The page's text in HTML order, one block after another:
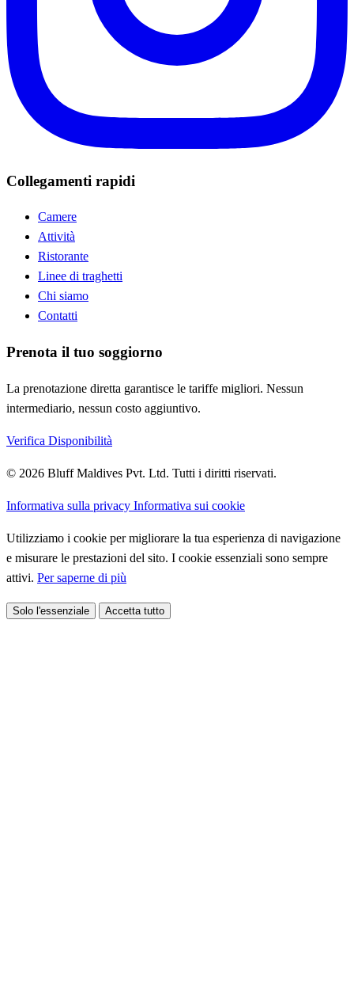
Collegamenti rapidi
Camere
Attività
Ristorante
Linee di traghetti
Chi siamo
Contatti
Prenota il tuo soggiorno
La prenotazione diretta garantisce le tariffe migliori. Nessun
intermediario, nessun costo aggiuntivo.
Verifica Disponibilità
© 2026 Bluff Maldives Pvt. Ltd. Tutti i diritti riservati.
Informativa sulla privacy Informativa sui cookie
Utilizziamo i cookie per migliorare la tua esperienza di navigazione
e misurare le prestazioni del sito. I cookie essenziali sono sempre
attivi. Per saperne di più
Solo l'essenziale Accetta tutto